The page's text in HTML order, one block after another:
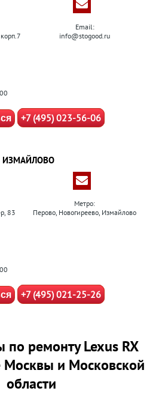
Email:
info@stogood.ru
+7 (495) 023-56-06
ИЗМАЙЛОВО
83
Метро:
Перово, Новогиреево, Измайлово
+7 (495) 021-25-26
по ремонту Lexus RX
Москвы и Московской
области